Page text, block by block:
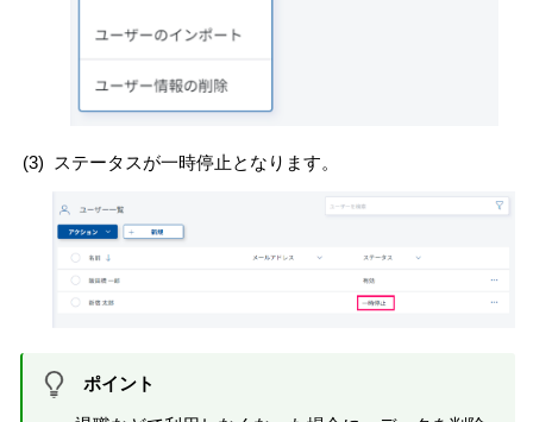
(3) ステータスが一時停止となります。
ポイント